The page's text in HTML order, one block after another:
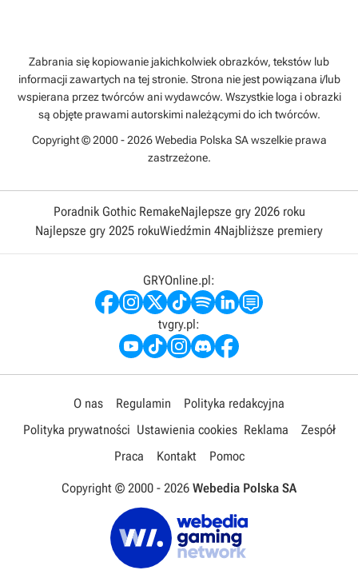
Zabrania się kopiowanie jakichkolwiek obrazków, tekstów lub
informacji zawartych na tej stronie. Strona nie jest powiązana i/lub
wspierana przez twórców ani wydawców. Wszystkie loga i obrazki
są objęte prawami autorskimi należącymi do ich twórców.
Copyright © 2000 - 2026 Webedia Polska SA wszelkie prawa
zastrzeżone.
Poradnik Gothic RemakeNajlepsze gry 2026 roku
Najlepsze gry 2025 rokuWiedźmin 4Najbliższe premiery
GRYOnline.pl:
tvgry.pl:
O nas Regulamin
Polityka redakcyjna
Polityka prywatności Ustawienia cookies Reklama
Zespół
Praca
Kontakt Pomoc
Copyright © 2000 - 2026 Webedia Polska SA